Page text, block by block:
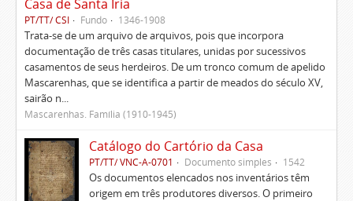
Casa de Santa Iria
PT/TT/ CSI Fundo 1346-1908
Trata-se de um arquivo de arquivos, pois que incorpora
documentação de três casas titulares, unidas por sucessivos
casamentos de seus herdeiros. De um tronco comum de apelido
Mascarenhas, que se identifica a partir de meados do século XV,
sairão n...
Mascarenhas. Família (1910-1945)
Catálogo do Cartório da Casa
PT/TT/ VNC-A-0701 Documento simples 1542
Os documentos elencados nos inventários têm
origem em três produtores diversos. O primeiro